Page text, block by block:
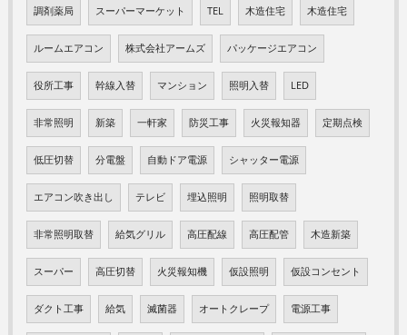
調剤薬局 スーパーマーケット TEL 木造住宅 木造住宅
ルームエアコン 株式会社アームズ パッケージエアコン
役所工事 幹線入替 マンション 照明入替 LED
非常照明 新築 一軒家 防災工事 火災報知器 定期点検
低圧切替 分電盤 自動ドア電源 シャッター電源
エアコン吹き出し テレビ 埋込照明 照明取替
非常照明取替 給気グリル 高圧配線 高圧配管 木造新築
スーパー 高圧切替 火災報知機 仮設照明 仮設コンセント
ダクト工事 給気 滅菌器 オートクレープ 電源工事